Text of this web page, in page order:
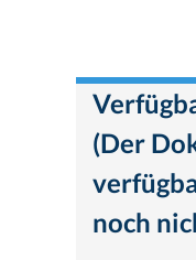
(Der
noch